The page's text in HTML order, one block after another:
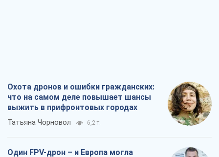
Охота дронов и ошибки гражданских:
что на самом деле повышает шансы
выжить в прифронтовых городах
Татьяна Чорновол 6,2 т.
Один FPV-дрон – и Европа могла